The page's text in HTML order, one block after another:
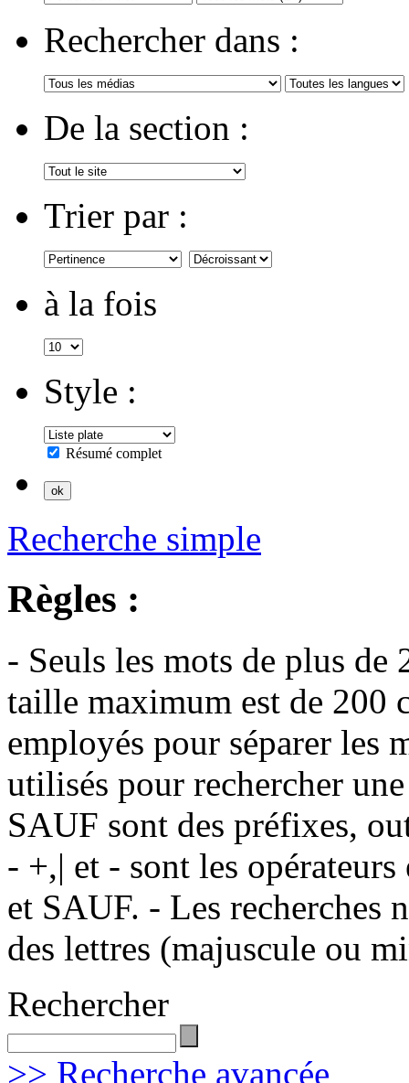
Rechercher dans :
De la section :
Trier par :
à la fois
Style :
Résumé complet
Recherche simple
Règles :
- Seuls les mots de plus de
taille maximum est de 200
employés pour séparer les
utilisés pour rechercher
SAUF sont des préfixes,
- +,| et - sont les
et SAUF. - Les recherches
des lettres (majuscule ou
Rechercher
>> Recherche avancée